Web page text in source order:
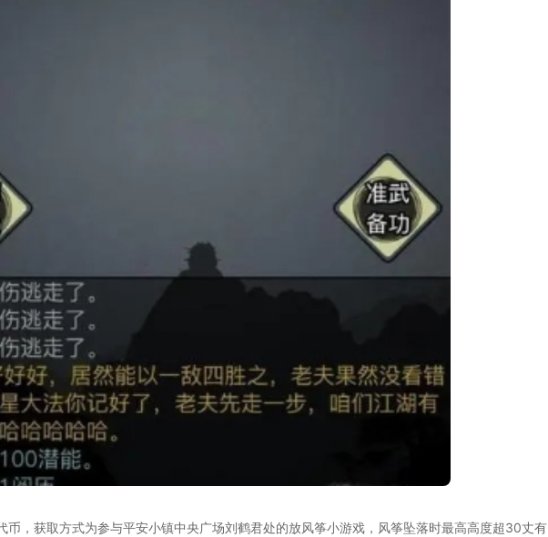
币，获取方式为参与平安小镇中央广场刘鹤君处的放风筝小游戏，风筝坠落时最高高度超30丈有